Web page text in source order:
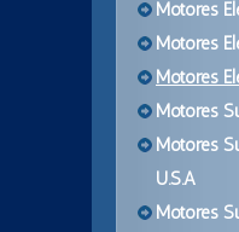
Motores
Motores
Motores
Motores
Motores
U.S.A
Motores